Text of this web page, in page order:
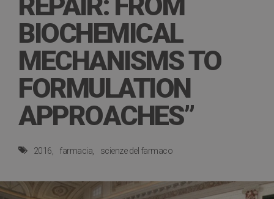
BIOCHEMICAL
MECHANISMS TO
FORMULATION
APPROACHES”
2016 farmacia scienze del farmaco